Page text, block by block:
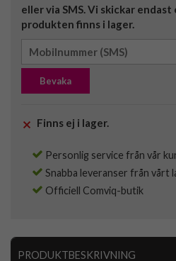
eller via SMS. Vi skickar
produkten finns i lager.
Bevaka
Finns ej i lager.
Personlig service från vår
Snabba leveranser från vårt
Officiell Comviq-butik
PRODUKTBESKRIVNING